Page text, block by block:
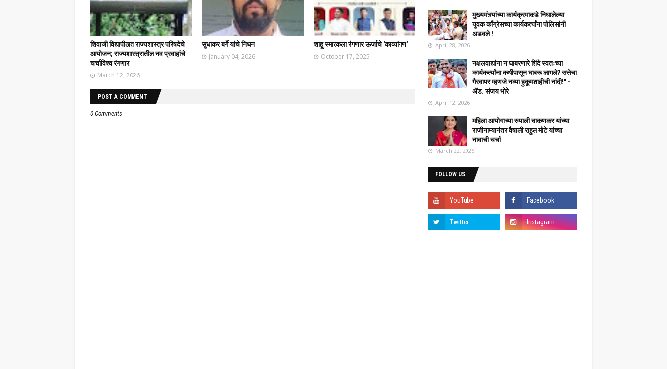
शिवाजी विद्यापीठात राज्यशास्त्र परिषदेचे
आयोजन; राज्यशास्त्रातील नव प्रवाहांचे
चर्चाविश्व रंगणार
March 12, 2026
सुधाकर बर्गे यांचे निधन
January 04, 2026
शाहू स्मारकला रंगणार ऊर्जाचे 'काव्यांगण'
October 17, 2025
POST A COMMENT
0 Comments
मुख्यमंत्र्यांच्या कार्यक्रमाकडे निघालेल्या
युवक काँग्रेसच्या कार्यकर्त्यांना पोलिसांनी
अडवले !
April 28, 2026
नक्षलवाद्यांना न घाबरणारे शिंदे स्वतःच्या
कार्यकर्त्यांना कधीपासून घाबरू लागले? सत्तेचा
गैरवापर म्हणजे नव्या हुकूमशाहीची नांदी!" -
ॲड. संजय भोरे
April 12, 2026
महिला आयोगाच्या रुपाली चाकणकर यांच्या
राजीनाम्यानंतर वैषाली राहुल मोटे यांच्या
नावाची चर्चा
March 22, 2026
FOLLOW US